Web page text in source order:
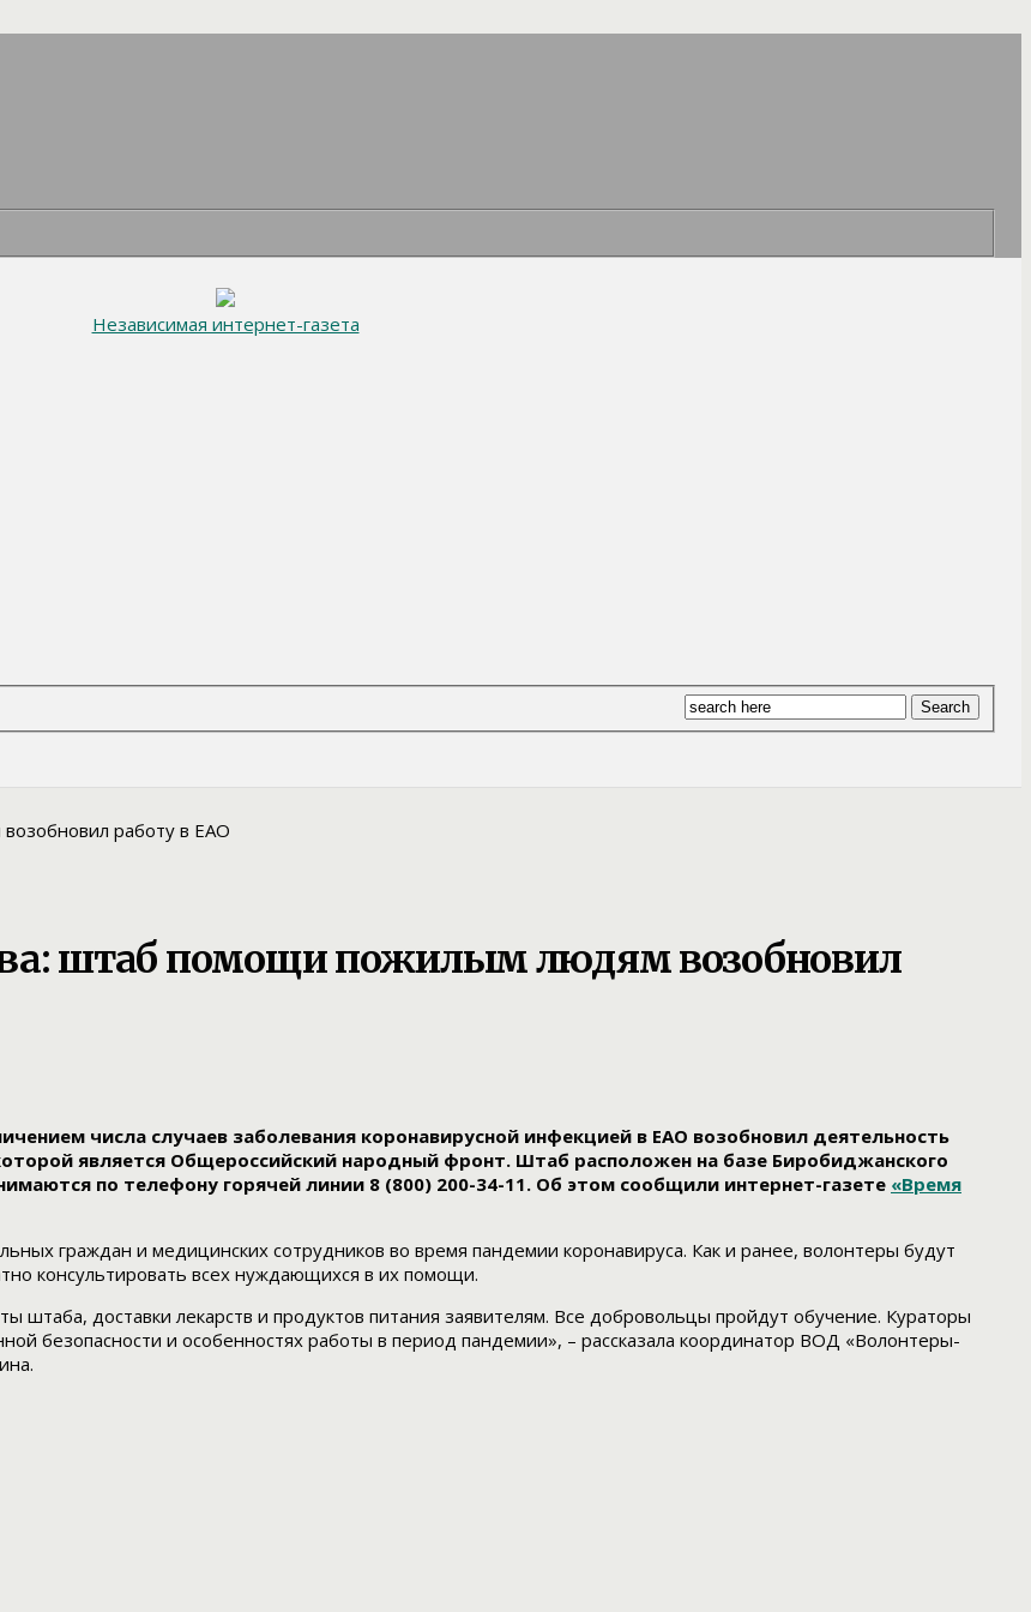
Независимая интернет-газета
штаб помощи пожилым людям возобновил
числа случаев заболевания коронавирусной инфекцией в ЕАО возобновил деятельность
является Общероссийский народный фронт. Штаб расположен на базе Биробиджанского
по телефону горячей линии 8 (800) 200-34-11. Об этом сообщили интернет-газете «Время
граждан и медицинских сотрудников во время пандемии коронавируса. Как и ранее, волонтеры будут
консультировать всех нуждающихся в их помощи.
штаба, доставки лекарств и продуктов питания заявителям. Все добровольцы пройдут обучение. Кураторы
безопасности и особенностях работы в период пандемии», – рассказала координатор ВОД «Волонтеры-